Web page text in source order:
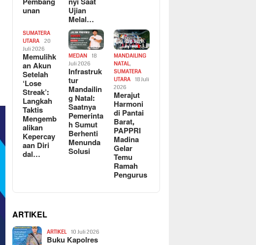
unan Ujian
Melal…
SUMATERA
UTARA
20
Juli 2026
Memulihk
an Akun
Setelah
‘Lose
Streak’:
Langkah
Taktis
Mengemb
alikan
Kepercay
aan Diri
dal…
MEDAN
18
Juli 2026
Infrastruk
tur
Mandailin
g Natal:
Saatnya
Pemerinta
h Sumut
Berhenti
Menunda
Solusi
MANDAILING
NATAL,
SUMATERA
UTARA
18 Juli
2026
Merajut
Harmoni
di Pantai
Barat,
PAPPRI
Madina
Gelar
Temu
Ramah
Pengurus
ARTIKEL
ARTIKEL 10 Juli 2026
Buku Kapolres